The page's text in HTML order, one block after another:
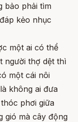
bảo phải tìm
kẻo nhục
một ai có thể
người thợ dệt thì
một cái nôi
không ai đưa
phơi giữa
gió mà cây động